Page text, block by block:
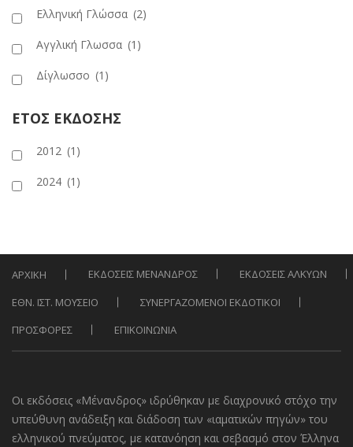
Ελληνική Γλώσσα (2)
Αγγλική Γλωσσα (1)
Δίγλωσσο (1)
ΕΤΟΣ ΕΚΔΟΣΗΣ
2012 (1)
2024 (1)
ΑΡΧΙΚΗ ΕΚΔΟΣΕΙΣ ΜΕΝΑΝΔΡΟΣ
ΕΚΔΟΣΕΙΣ ΑΛΚΥΩΝ
ΕΘΝ. ΙΣΤ. ΜΟΥΣΕΙΟ
ΣΥΝΕΡΓΑΖΟΜΕΝΟΙ ΕΚΔΟΤΙΚΟΙ
ΠΡΟΣΦΟΡΕΣ
ΕΠΙΚΟΙΝΩΝΙΑ
Οι εκδόσεις «Μένανδρος» ιδρύθηκαν με διαχρονικό στόχο την
υπεύθυνη ανάδειξη και διάδοση των «ιαματικών πηγών» του
ελληνικού πνεύματος, με κατανόηση και σεβασμό στον Έλληνα